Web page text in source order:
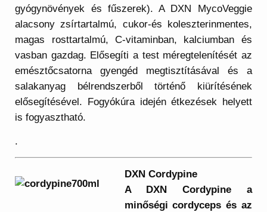
gyógynövények és fűszerek). A DXN MycoVeggie
alacsony zsírtartalmú, cukor-és koleszterinmentes,
magas rosttartalmú, C-vitaminban, kalciumban és
vasban gazdag. Elősegíti a test méregtelenítését az
emésztőcsatorna gyengéd megtisztításával és a
salakanyag bélrendszerből történő kiürítésének
elősegítésével. Fogyókúra idején étkezések helyett
is fogyasztható.
.
DXN Cordypine
A DXN Cordypine a
minőségi cordyceps és az